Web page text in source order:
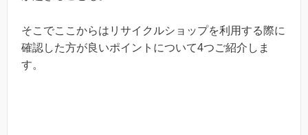
そこでここからはリサイクルショップを利用する際に
確認した方が良いポイントについて4つご紹介しま
す。